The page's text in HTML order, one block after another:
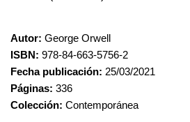
Autor: George Orwell
ISBN: 978-84-663-5756-2
Fecha publicación: 25/03/2021
Páginas: 336
Colección: Contemporánea